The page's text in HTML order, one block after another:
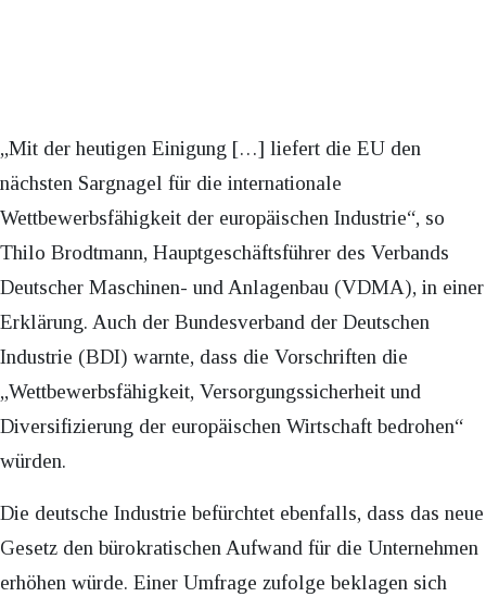
„Mit der heutigen Einigung […] liefert die EU den
nächsten Sargnagel für die internationale
Wettbewerbsfähigkeit der europäischen Industrie“, so
Thilo Brodtmann, Hauptgeschäftsführer des Verbands
Deutscher Maschinen- und Anlagenbau (VDMA), in einer
Erklärung. Auch der Bundesverband der Deutschen
Industrie (BDI) warnte, dass die Vorschriften die
„Wettbewerbsfähigkeit, Versorgungssicherheit und
Diversifizierung der europäischen Wirtschaft bedrohen“
würden.
Die deutsche Industrie befürchtet ebenfalls, dass das neue
Gesetz den bürokratischen Aufwand für die Unternehmen
erhöhen würde. Einer Umfrage zufolge beklagen sich